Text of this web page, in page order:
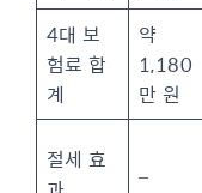
4대 보
험료 합
계
약
1,180
만 원
절세 효
–